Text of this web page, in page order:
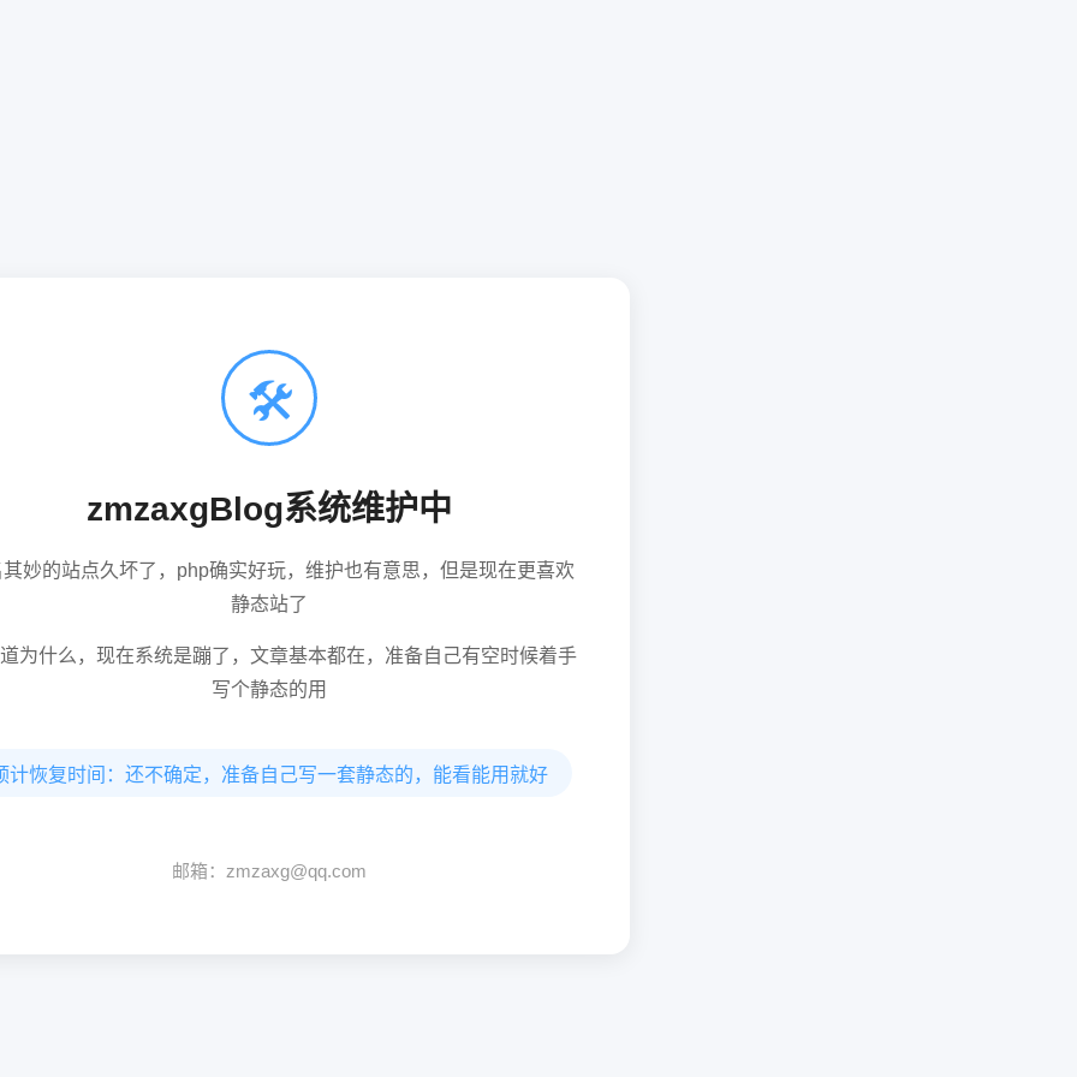
🛠
zmzaxgBlog系统维护中
妙的站点久坏了，php确实好玩，维护也有意思，但是现在更喜欢
静态站了
为什么，现在系统是蹦了，文章基本都在，准备自己有空时候着手
写个静态的用
计恢复时间：还不确定，准备自己写一套静态的，能看能用就好
邮箱：zmzaxg@qq.com